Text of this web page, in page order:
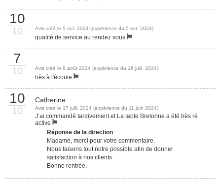
10
10 Avis créé le 5 oct. 2024 (expérience du 5 oct. 2024)
qualité de service au rendez vous
7
10 Avis créé le 8 août 2024 (expérience du 16 juill. 2024)
très à l'écoute
10
10
Catherine
Avis créé le 17 juill. 2024 (expérience du 11 juin 2024)
J’ai commandé tardivement et La table Bretonne a été très ré
active
Réponse de la direction
Madame, merci pour votre commentaire.
Nous faisons tout notre possible afin de donner
satisfaction à nos clients.
Bonne rentrée.